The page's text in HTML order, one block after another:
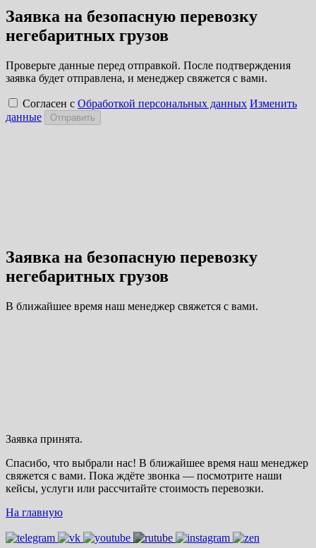
Заявка на безопасную перевозку
негебаритных грузов
Проверьте данные перед отправкой. После подтверждения
заявка будет отправлена, и менеджер свяжется с вами.
Согласен с Обработкой персональных данных Изменить
данные
Отправить
Заявка на безопасную перевозку
негебаритных грузов
В ближайшее время наш менеджер свяжется с вами.
Заявка принята.
Спасибо, что выбрали нас! В ближайшее время наш менеджер
свяжется с вами. Пока ждёте звонка — посмотрите наши
кейсы, услуги или рассчитайте стоимость перевозки.
На главную